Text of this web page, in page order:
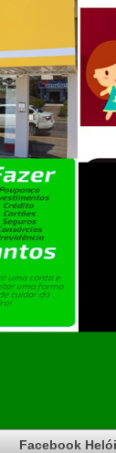
Facebook